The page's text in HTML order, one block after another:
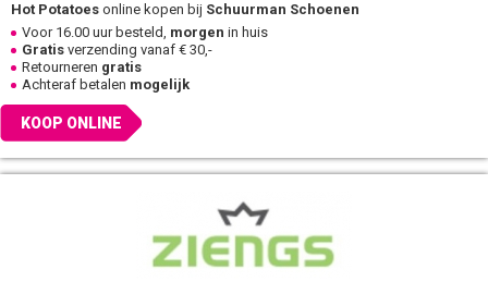
Hot Potatoes online kopen bij Schuurman Schoenen
Voor 16.00 uur besteld, morgen in huis
Gratis verzending vanaf € 30,-
Retourneren gratis
Achteraf betalen mogelijk
KOOP ONLINE